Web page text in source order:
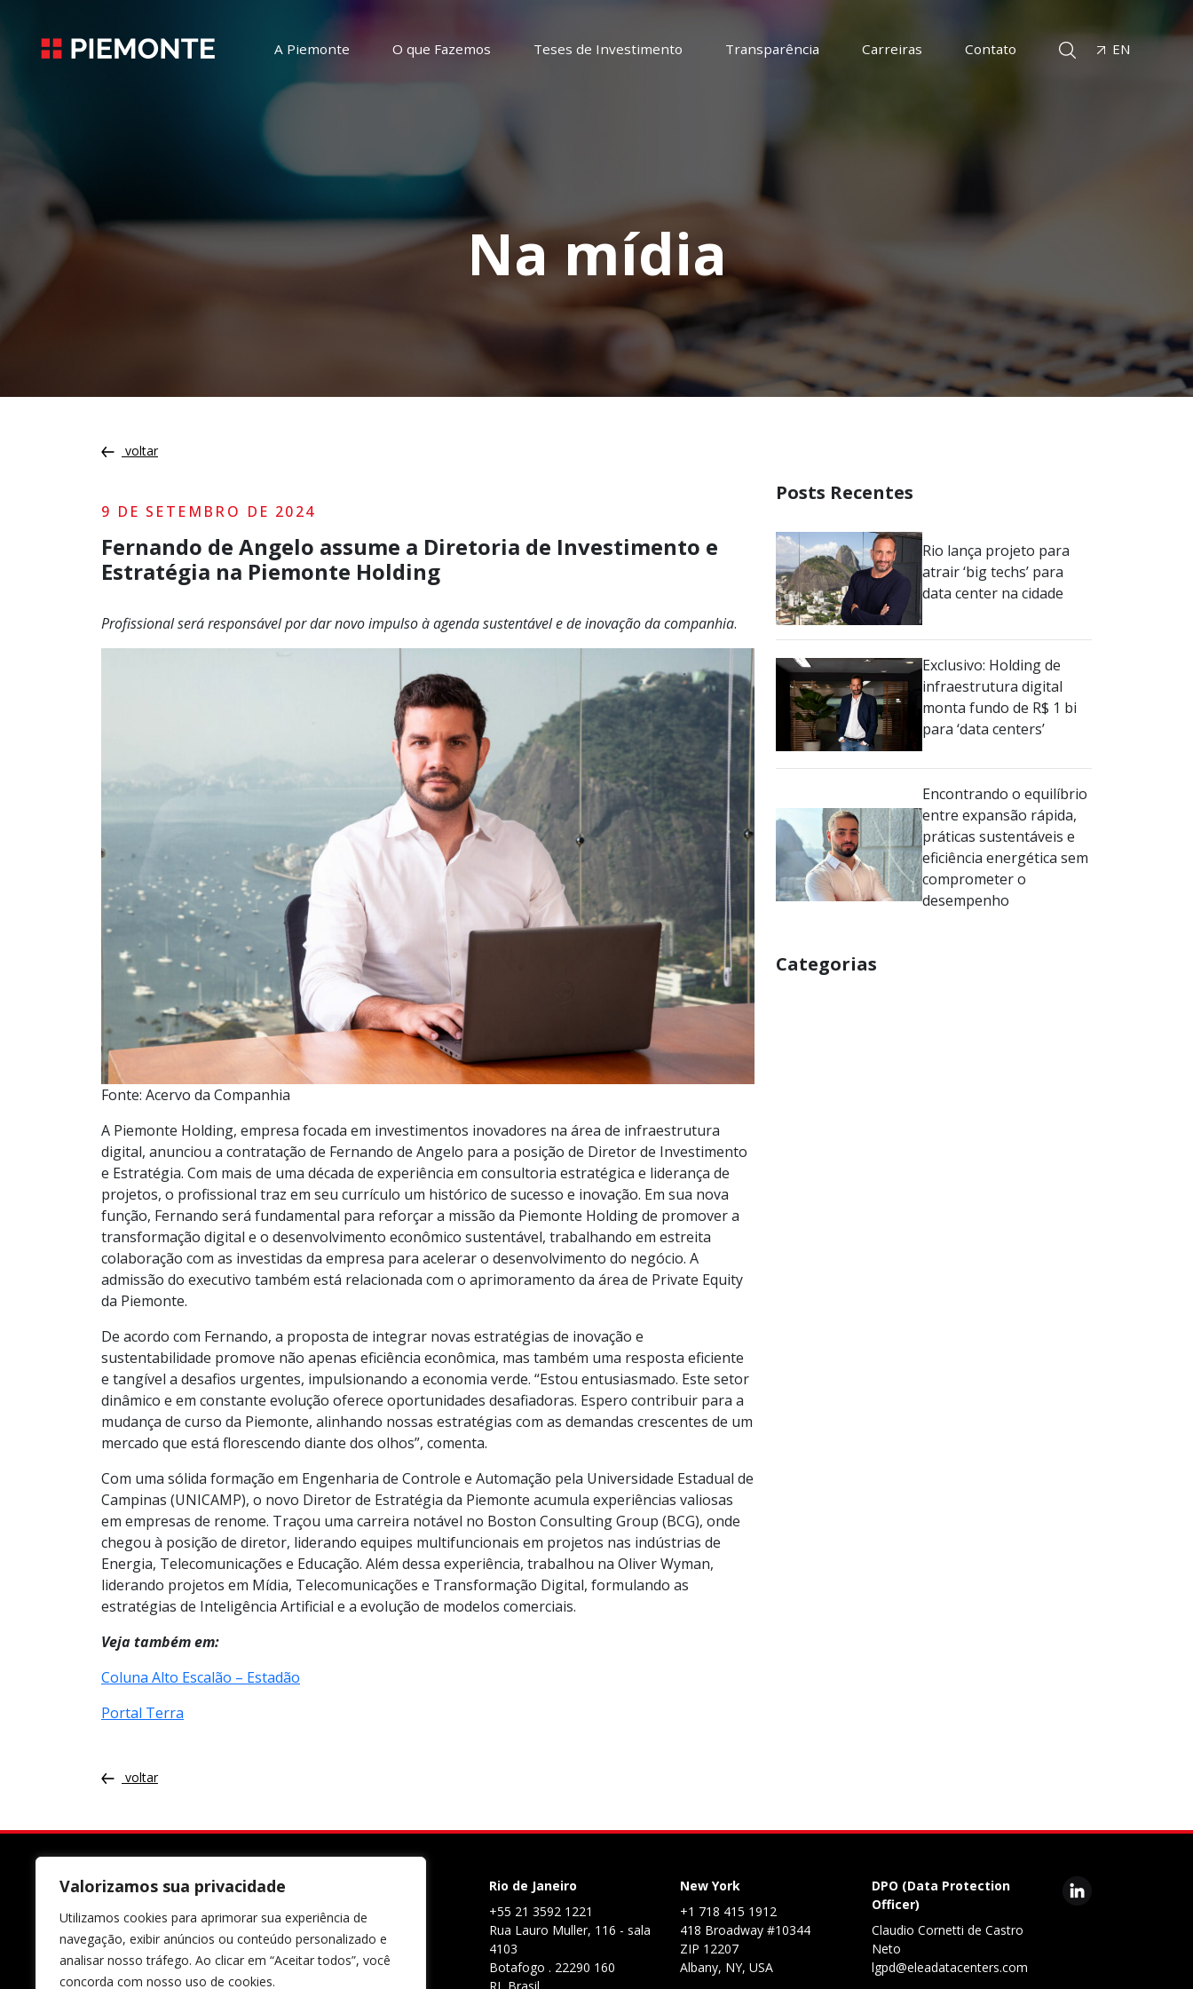
Valorizamos sua privacidade
Utilizamos cookies para aprimorar sua experiência de
navegação, exibir anúncios ou conteúdo personalizado e
analisar nosso tráfego. Ao clicar em “Aceitar todos”, você
concorda com nosso uso de cookies.
A Piemonte O que Fazemos Teses de Investimento Transparência Carreiras Contato EN
Na mídia
voltar
9 DE SETEMBRO DE 2024
Fernando de Angelo assume a Diretoria de Investimento e
Estratégia na Piemonte Holding
Profissional será responsável por dar novo impulso à agenda sustentável e de inovação da companhia.
Fonte: Acervo da Companhia
A Piemonte Holding, empresa focada em investimentos inovadores na área de infraestrutura
digital, anunciou a contratação de Fernando de Angelo para a posição de Diretor de Investimento
e Estratégia. Com mais de uma década de experiência em consultoria estratégica e liderança de
projetos, o profissional traz em seu currículo um histórico de sucesso e inovação. Em sua nova
função, Fernando será fundamental para reforçar a missão da Piemonte Holding de promover a
transformação digital e o desenvolvimento econômico sustentável, trabalhando em estreita
colaboração com as investidas da empresa para acelerar o desenvolvimento do negócio. A
admissão do executivo também está relacionada com o aprimoramento da área de Private Equity
da Piemonte.
De acordo com Fernando, a proposta de integrar novas estratégias de inovação e
sustentabilidade promove não apenas eficiência econômica, mas também uma resposta eficiente
e tangível a desafios urgentes, impulsionando a economia verde. “Estou entusiasmado. Este setor
dinâmico e em constante evolução oferece oportunidades desafiadoras. Espero contribuir para a
mudança de curso da Piemonte, alinhando nossas estratégias com as demandas crescentes de um
mercado que está florescendo diante dos olhos”, comenta.
Com uma sólida formação em Engenharia de Controle e Automação pela Universidade Estadual de
Campinas (UNICAMP), o novo Diretor de Estratégia da Piemonte acumula experiências valiosas
em empresas de renome. Traçou uma carreira notável no Boston Consulting Group (BCG), onde
chegou à posição de diretor, liderando equipes multifuncionais em projetos nas indústrias de
Energia, Telecomunicações e Educação. Além dessa experiência, trabalhou na Oliver Wyman,
liderando projetos em Mídia, Telecomunicações e Transformação Digital, formulando as
estratégias de Inteligência Artificial e a evolução de modelos comerciais.
Veja também em:
Coluna Alto Escalão – Estadão
Portal Terra
voltar
Posts Recentes
Rio lança projeto para
atrair ‘big techs’ para
data center na cidade
Exclusivo: Holding de
infraestrutura digital
monta fundo de R$ 1 bi
para ‘data centers’
Encontrando o equilíbrio
entre expansão rápida,
práticas sustentáveis e
eficiência energética sem
comprometer o
desempenho
Categorias
Rio de Janeiro
+55 21 3592 1221
Rua Lauro Muller, 116 - sala
4103
Botafogo . 22290 160
New York
+1 718 415 1912
418 Broadway #10344
ZIP 12207
Albany, NY, USA
DPO (Data Protection
Officer)
Claudio Cornetti de Castro
Neto
lgpd@eleadatacenters.com